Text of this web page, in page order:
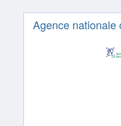
Agence nationale